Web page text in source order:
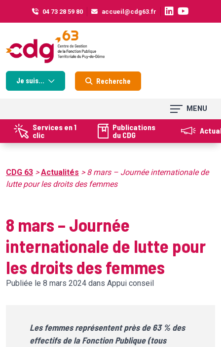
04 73 28 59 80 accueil@cdg63.fr
Je suis... Recherche
MENU
Services en 1
clic
Publications
du CDG
CDG 63 >Actualités > 8 mars – Journée internationale de
lutte pour les droits des femmes
8 mars – Journée
internationale de lutte pour
les droits des femmes
Publiée le 8 mars 2024 dans Appui conseil
Les femmes représentent près de 63 % des
effectifs de la Fonction Publique (tous
Cookies management panel